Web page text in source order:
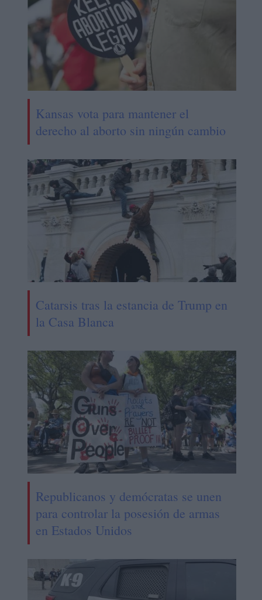
Kansas vota para mantener el
derecho al aborto sin ningún cambio
Catarsis tras la estancia de Trump en
la Casa Blanca
Republicanos y demócratas se unen
para controlar la posesión de armas
en Estados Unidos